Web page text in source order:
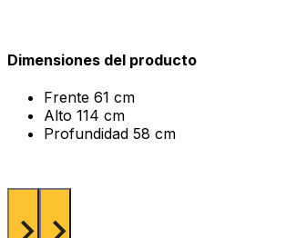
Dimensiones del producto
Frente 61 cm
Alto 114 cm
Profundidad 58 cm